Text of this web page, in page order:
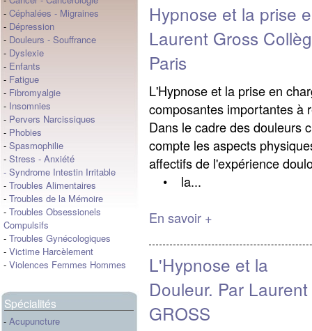
- Céphalées - Migraines
- Dépression
- Douleurs - Souffrance
- Dyslexie
- Enfants
- Fatigue
- Fibromyalgie
- Insomnies
- Pervers Narcissiques
- Phobies
- Spasmophilie
- Stress - Anxiété
- Syndrome Intestin Irritable
- Troubles Alimentaires
- Troubles de la Mémoire
- Troubles Obsessionels
Compulsifs
- Troubles Gynécologiques
- Victime Harcèlement
- Violences Femmes Hommes
Spécialités
- Acupuncture
Hypnose et la prise
Laurent Gross
Paris
L'Hypnose et la prise en
composantes importantes à
Dans le cadre des douleurs
compte les aspects
affectifs de l'expérience
• la...
En savoir +
L'Hypnose et la
Douleur. Par Laurent
GROSS